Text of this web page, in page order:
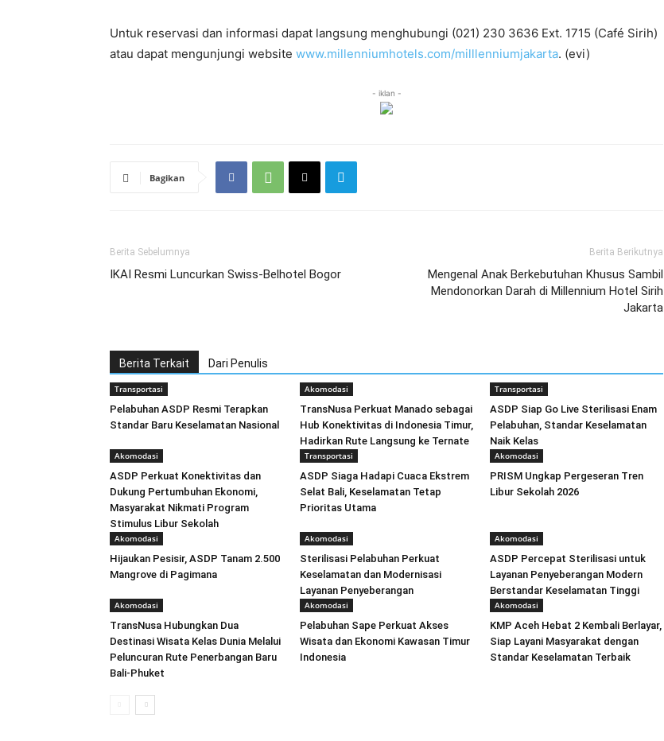
Untuk reservasi dan informasi dapat langsung menghubungi (021) 230 3636 Ext. 1715 (Café Sirih)
atau dapat mengunjungi website www.millenniumhotels.com/milllenniumjakarta. (evi)
- iklan -
Bagikan
Berita Sebelumnya
IKAI Resmi Luncurkan Swiss-Belhotel Bogor
Berita Berikutnya
Mengenal Anak Berkebutuhan Khusus Sambil
Mendonorkan Darah di Millennium Hotel Sirih
Jakarta
Berita Terkait Dari Penulis
Transportasi
Pelabuhan ASDP Resmi Terapkan
Standar Baru Keselamatan Nasional
Akomodasi
TransNusa Perkuat Manado sebagai
Hub Konektivitas di Indonesia Timur,
Hadirkan Rute Langsung ke Ternate
Transportasi
ASDP Siap Go Live Sterilisasi Enam
Pelabuhan, Standar Keselamatan
Naik Kelas
Akomodasi
ASDP Perkuat Konektivitas dan
Dukung Pertumbuhan Ekonomi,
Masyarakat Nikmati Program
Stimulus Libur Sekolah
Transportasi
ASDP Siaga Hadapi Cuaca Ekstrem
Selat Bali, Keselamatan Tetap
Prioritas Utama
Akomodasi
PRISM Ungkap Pergeseran Tren
Libur Sekolah 2026
Akomodasi
Hijaukan Pesisir, ASDP Tanam 2.500
Mangrove di Pagimana
Akomodasi
Sterilisasi Pelabuhan Perkuat
Keselamatan dan Modernisasi
Layanan Penyeberangan
Akomodasi
ASDP Percepat Sterilisasi untuk
Layanan Penyeberangan Modern
Berstandar Keselamatan Tinggi
Akomodasi
TransNusa Hubungkan Dua
Destinasi Wisata Kelas Dunia Melalui
Peluncuran Rute Penerbangan Baru
Bali-Phuket
Akomodasi
Pelabuhan Sape Perkuat Akses
Wisata dan Ekonomi Kawasan Timur
Indonesia
Akomodasi
KMP Aceh Hebat 2 Kembali Berlayar,
Siap Layani Masyarakat dengan
Standar Keselamatan Terbaik